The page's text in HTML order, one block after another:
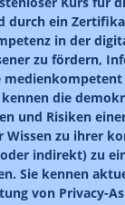
durch ein
in der
zu fördern,
die
und Risiken
Wissen zu ihrer
indirekt) zu
Sie kennen
von Privacy-